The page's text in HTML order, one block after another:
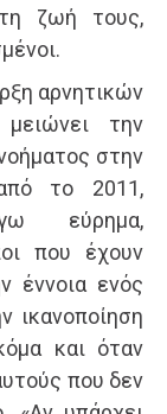
ζωή τους,
αρνητικών
την
στην
το 2011,
εύρημα,
που έχουν
έννοια ενός
ικανοποίηση
και όταν
που δεν